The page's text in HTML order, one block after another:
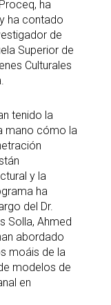
ha
ha contado
de
Superior de
Culturales
tenido la
mano cómo la
y la
ha
del Dr.
Solla, Ahmed
abordado
moáis de la
modelos de
en